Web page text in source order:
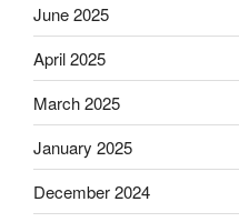
June 2025
April 2025
March 2025
January 2025
December 2024